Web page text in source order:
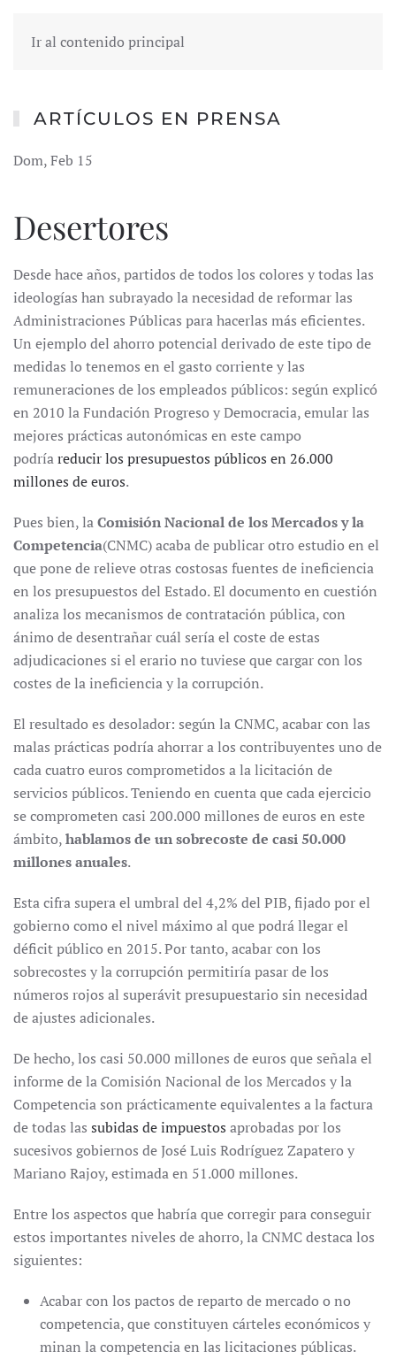
Ir al contenido principal
ARTÍCULOS EN PRENSA
Dom, Feb 15
Desertores
Desde hace años, partidos de todos los colores y todas las
ideologías han subrayado la necesidad de reformar las
Administraciones Públicas para hacerlas más eficientes.
Un ejemplo del ahorro potencial derivado de este tipo de
medidas lo tenemos en el gasto corriente y las
remuneraciones de los empleados públicos: según explicó
en 2010 la Fundación Progreso y Democracia, emular las
mejores prácticas autonómicas en este campo
podríareducir los presupuestos públicos en 26.000
millones de euros.
Pues bien, laComisión Nacional de los Mercados y la
Competencia(CNMC) acaba de publicar otro estudio en el
que pone de relieve otras costosas fuentes de ineficiencia
en los presupuestos del Estado. El documento en cuestión
analiza los mecanismos de contratación pública, con
ánimo de desentrañar cuál sería el coste de estas
adjudicaciones si el erario no tuviese que cargar con los
costes de la ineficiencia y la corrupción.
El resultado es desolador: según la CNMC, acabar con las
malas prácticas podría ahorrar a los contribuyentes uno de
cada cuatro euros comprometidos a la licitación de
servicios públicos. Teniendo en cuenta que cada ejercicio
se comprometen casi 200.000 millones de euros en este
ámbito,hablamos de un sobrecoste de casi 50.000
millones anuales.
Esta cifra supera el umbral del 4,2% del PIB, fijado por el
gobierno como el nivel máximo al que podrá llegar el
déficit público en 2015. Por tanto, acabar con los
sobrecostes y la corrupción permitiría pasar de los
números rojos al superávit presupuestario sin necesidad
de ajustes adicionales.
De hecho, los casi 50.000 millones de euros que señala el
informe de la Comisión Nacional de los Mercados y la
Competencia son prácticamente equivalentes a la factura
de todas las subidas de impuestos aprobadas por los
sucesivos gobiernos de José Luis Rodríguez Zapatero y
Mariano Rajoy, estimada en 51.000 millones.
Entre los aspectos que habría que corregir para conseguir
estos importantes niveles de ahorro, la CNMC destaca los
siguientes:
Acabar con los pactos de reparto de mercado o no
competencia, que constituyen cárteles económicos y
minan la competencia en las licitaciones públicas.